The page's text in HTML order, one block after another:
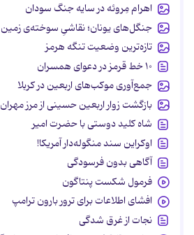
اهرام مِروئه در سایه جنگ سودان
جنگل‌های یونان؛ نقاشیِ سوخته‌ی زمین
تازه‌ترین وضعیت تنگه هرمز
۱۰ خط قرمز در دعوای همسران
جمع‌آوری موکب‌های اربعین در کربلا
بازگشت زوار اربعین حسینی از مرز مهران
شاه کلید دوستی با حضرت امیر
اوکراین سند منگوله‌دار آمریکا!
آگاهی بدون فرسودگی
فرمول شکست پنتاگون
افشای اطلاعات برای ترور بارون ترامپ
نجات از غرق شدگی